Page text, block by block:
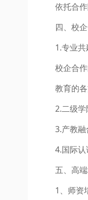
依托合
四、校
1.专业共
校企合
教育的
2.二级
3.产教融
4.国际认
五、高
1、师资